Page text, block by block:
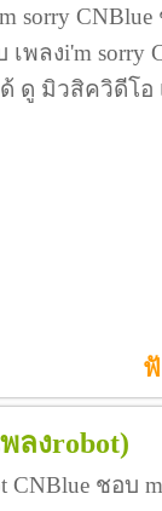
sorry
เพลงi'm
ดู มิวสิควิดีโอ
ลงrobot)
ชอบ